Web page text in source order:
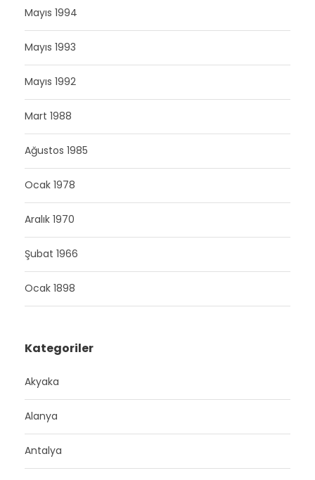
Mayıs 1994
Mayıs 1993
Mayıs 1992
Mart 1988
Ağustos 1985
Ocak 1978
Aralık 1970
Şubat 1966
Ocak 1898
Kategoriler
Akyaka
Alanya
Antalya